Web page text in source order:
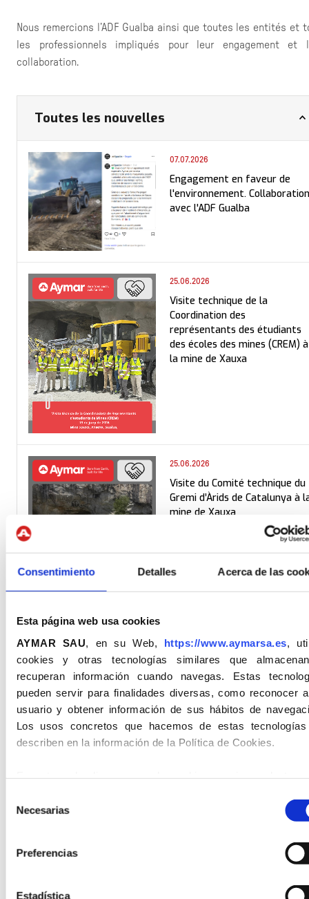
Consentimiento Detalles Acerca de las
Esta página web usa cookies
AYMAR SAU , en su Web, https://www.aymarsa.es ,
cookies y otras tecnologías similares que
recuperan información cuando navegas. Estas
pueden servir para finalidades diversas, como reconocer
usuario y obtener información de sus hábitos de
Los usos concretos que hacemos de estas
describen en la información de la Política de Cookies.
información sobre las cookies la recibirá en el Botón de
En atención al uso de las cookies aprobada en el mes de
Datos, (CEPD), por el RGPD-UE-2016/679, LSSI-
Necesarias
Preferencias
Estadística
Nous remercions l’ADF Gualba ainsi que toutes les entités et
les professionnels impliqués pour leur engagement et
collaboration.
Toutes les nouvelles
07.07.2026
Engagement en faveur de
l'environnement.
avec l'ADF Gualba
25.06.2026
Visite technique de la
Coordination des
représentants des étudiants
des écoles des mines (CREM) à
la mine de Xauxa
25.06.2026
Visite du Comité technique du
Gremi d’Àrids de Catalunya à
mine de Xauxa
23.06.2026
Reconnaissance de notre
engagement en faveur de la
sécurité et de la prévention
Nouveau béton léger HLE25